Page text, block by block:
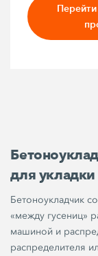
для
Бетоноукладчик
«между гусениц»
машиной и
распределителя